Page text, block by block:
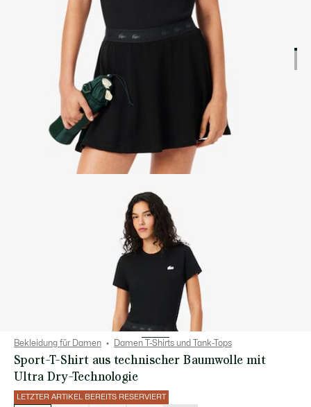
Bekleidung für Damen Damen T-Shirts und Tank-Tops
Sport-T-Shirt aus technischer Baumwolle mit
Ultra Dry-Technologie
LETZTER ARTIKEL BEREITS RESERVIERT